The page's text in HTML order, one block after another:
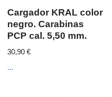
Cargador KRAL color
negro. Carabinas
PCP cal. 5,50 mm.
30,90 €
...